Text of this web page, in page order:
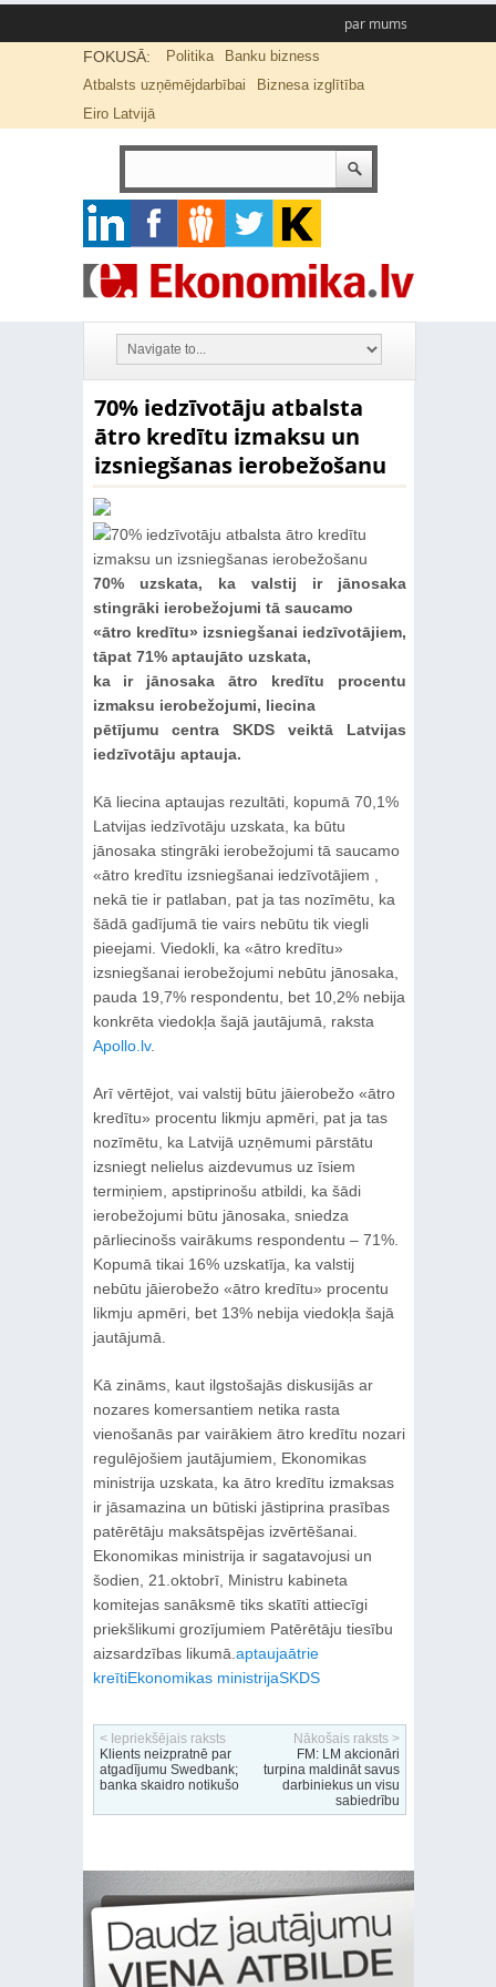
par mums
FOKUSĀ: Politika
Banku bizness
Atbalsts uzņēmējdarbībai
Biznesa izglītība
Eiro Latvijā
70% iedzīvotāju atbalsta
ātro kredītu izmaksu un
izsniegšanas ierobežošanu
70% uzskata, ka valstij ir jānosaka
stingrāki ierobežojumi tā saucamo
«ātro kredītu» izsniegšanai iedzīvotājiem,
tāpat 71% aptaujāto uzskata,
ka ir jānosaka ātro kredītu procentu
izmaksu ierobežojumi, liecina
pētījumu centra SKDS veiktā Latvijas
iedzīvotāju aptauja.
Kā liecina aptaujas rezultāti, kopumā 70,1%
Latvijas iedzīvotāju uzskata, ka būtu
jānosaka stingrāki ierobežojumi tā saucamo
«ātro kredītu izsniegšanai iedzīvotājiem ,
nekā tie ir patlaban, pat ja tas nozīmētu, ka
šādā gadījumā tie vairs nebūtu tik viegli
pieejami. Viedokli, ka «ātro kredītu»
izsniegšanai ierobežojumi nebūtu jānosaka,
pauda 19,7% respondentu, bet 10,2% nebija
konkrēta viedokļa šajā jautājumā, raksta
Apollo.lv.
Arī vērtējot, vai valstij būtu jāierobežo «ātro
kredītu» procentu likmju apmēri, pat ja tas
nozīmētu, ka Latvijā uzņēmumi pārstātu
izsniegt nelielus aizdevumus uz īsiem
termiņiem, apstiprinošu atbildi, ka šādi
ierobežojumi būtu jānosaka, sniedza
pārliecinošs vairākums respondentu – 71%.
Kopumā tikai 16% uzskatīja, ka valstij
nebūtu jāierobežo «ātro kredītu» procentu
likmju apmēri, bet 13% nebija viedokļa šajā
jautājumā.
Kā zināms, kaut ilgstošajās diskusijās ar
nozares komersantiem netika rasta
vienošanās par vairākiem ātro kredītu nozari
regulējošiem jautājumiem, Ekonomikas
ministrija uzskata, ka ātro kredītu izmaksas
ir jāsamazina un būtiski jāstiprina prasības
patērētāju maksātspējas izvērtēšanai.
Ekonomikas ministrija ir sagatavojusi un
šodien, 21.oktobrī, Ministru kabineta
komitejas sanāksmē tiks skatīti attiecīgi
priekšlikumi grozījumiem Patērētāju tiesību
aizsardzības likumā. aptaujaātrie
kreītiEkonomikas ministrijaSKDS
< Iepriekšējais raksts
Klients neizpratnē par
atgadījumu Swedbank;
banka skaidro notikušo
Nākošais raksts >
FM: LM akcionāri
turpina maldināt savus
darbiniekus un visu
sabiedrību